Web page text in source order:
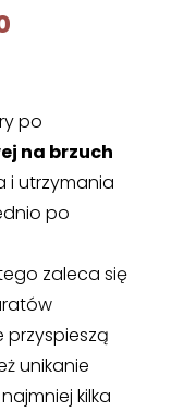
po
na brzuch
i utrzymania
po
zaleca się
przyspieszą
unikanie
kilka